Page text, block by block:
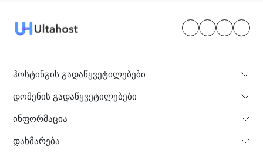
ჰოსტინგის გადაწყვეტილებები
დომენის გადაწყვეტილებები
ინფორმაცია
დახმარება